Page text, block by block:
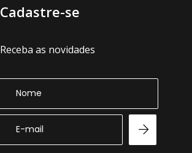
Cadastre-se
Receba as novidades